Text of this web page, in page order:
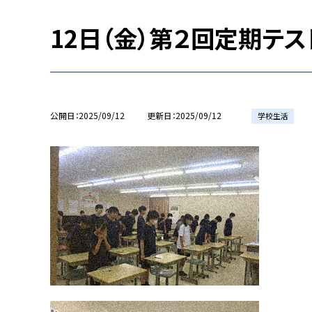
12日（金）第２回定期テ
公開日 2025/09/12 更新日 2025/09/12 学校生活